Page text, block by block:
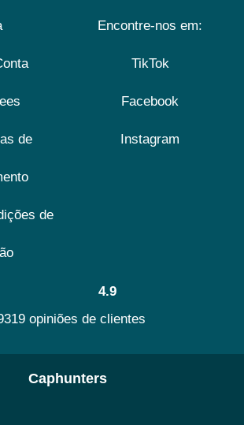
de
de
Encontre-nos em:
TikTok
Facebook
Instagram
4.9
opiniões de clientes
Caphunters